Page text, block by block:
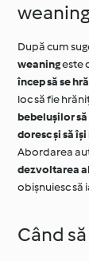
După cum
weaningeste
încep să se
loc să fie
bebelușilor
doresc și să
Abordarea
dezvoltarea
obișnuiesc să
Când